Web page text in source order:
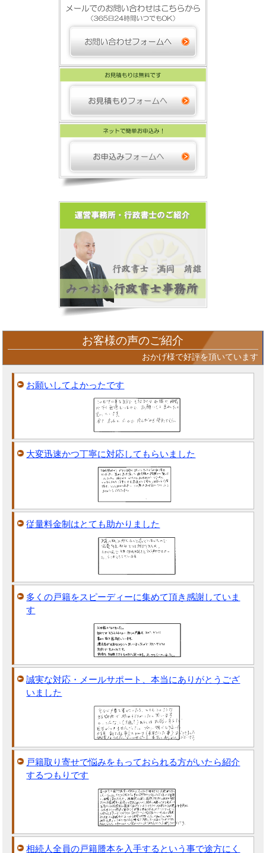
お客様の声のご紹介
おかげ様で好評を頂いています
お願いしてよかったです
大変迅速かつ丁寧に対応してもらいました
従量料金制はとても助かりました
多くの戸籍をスピーディーに集めて頂き感謝していま
す
誠実な対応・メールサポート、本当にありがとうござ
いました
戸籍取り寄せで悩みをもっておられる方がいたら紹介
するつもりです
相続人全員の戸籍謄本を入手するという事で途方にく